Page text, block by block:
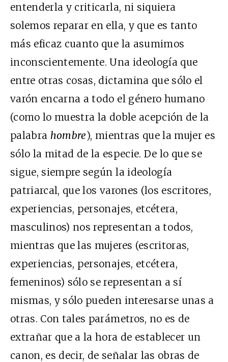
entenderla y criticarla, ni siquiera
solemos reparar en ella, y que es tanto
más eficaz cuanto que la asumimos
inconscientemente. Una ideología que
entre otras cosas, dictamina que sólo el
varón encarna a todo el género humano
(como lo muestra la doble acepción de la
palabra hombre), mientras que la mujer es
sólo la mitad de la especie. De lo que se
sigue, siempre según la ideología
patriarcal, que los varones (los escritores,
experiencias, personajes, etcétera,
masculinos) nos representan a todos,
mientras que las mujeres (escritoras,
experiencias, personajes, etcétera,
femeninos) sólo se representan a sí
mismas, y sólo pueden interesarse unas a
otras. Con tales parámetros, no es de
extrañar que a la hora de establecer un
canon, es decir, de señalar las obras de